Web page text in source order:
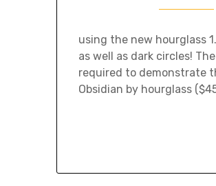
using the new hourglass
as well as dark circles!
required to demonstrate
Obsidian by hourglass